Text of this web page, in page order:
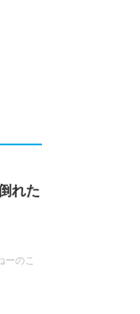
れた
ーのこ